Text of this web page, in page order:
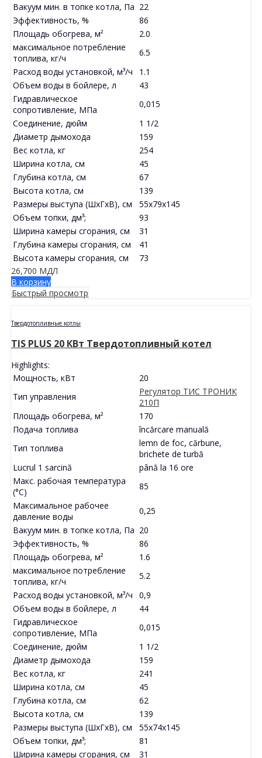
Вакуум мин. в топке котла, Па 22
Эффективность, %
86
Площадь обогрева, м²
2.0
максимальное потребление
топлива, кг/ч
6.5
Расход воды установкой, м³/ч
1.1
Объем воды в бойлере, л
43
Гидравлическое
сопротивление, МПа
0,015
Соединение, дюйм
1 1/2
Диаметр дымохода
159
Вес котла, кг
254
Ширина котла, см
45
Глубина котла, см
67
Высота котла, см
139
Размеры выступа (ШхГхВ), см
55x79x145
Объем топки, дм³;
93
Ширина камеры сгорания, см
31
Глубина камеры сгорания, см
41
Высота камеры сгорания, см
73
26,700 МДЛ
В корзину
Быстрый просмотр
Твердотопливные котлы
TIS PLUS 20 КВт Твердотопливный котел
Highlights:
Мощность, кВт
20
Тип управления
Регулятор ТИС ТРОНИК
210П
Площадь обогрева, м²
170
Подача топлива
încărcare manuală
Тип топлива
lemn de foc, cărbune,
brichete de turbă
Lucrul 1 sarcină
până la 16 ore
Макс. рабочая температура
(°С)
85
Максимальное рабочее
давление воды
0,25
Вакуум мин. в топке котла, Па 20
Эффективность, %
86
Площадь обогрева, м²
1.6
максимальное потребление
топлива, кг/ч
5.2
Расход воды установкой, м³/ч
0,9
Объем воды в бойлере, л
44
Гидравлическое
сопротивление, МПа
0,015
Соединение, дюйм
1 1/2
Диаметр дымохода
159
Вес котла, кг
241
Ширина котла, см
45
Глубина котла, см
62
Высота котла, см
139
Размеры выступа (ШхГхВ), см
55x74x145
Объем топки, дм³;
81
Ширина камеры сгорания, см
31